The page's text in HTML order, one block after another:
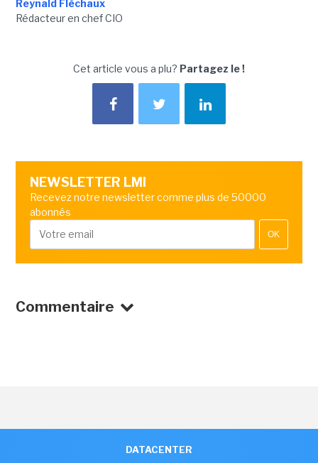
Reynald Fléchaux
Rédacteur en chef CIO
Cet article vous a plu? Partagez le !
NEWSLETTER LMI
Recevez notre newsletter comme plus de 50000
abonnés
OK
Commentaire
DATACENTER